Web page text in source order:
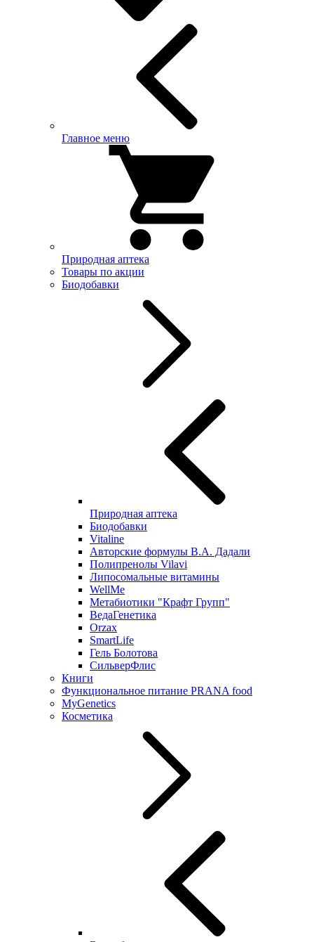
Главное меню
Природная аптека
Товары по акции
Биодобавки
Природная аптека
Биодобавки
Vitaline
Авторские формулы В.А. Дадали
Полипренолы Vilavi
Липосомальные витамины
WellMe
Метабиотики "Крафт Групп"
ВедаГенетика
Orzax
SmartLife
Гель Болотова
СильверФлис
Книги
Функциональное питание PRANA food
MyGenetics
Косметика